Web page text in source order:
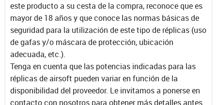
este producto a su cesta de la compra, reconoce que es
mayor de 18 años y que conoce las normas básicas de
seguridad para la utilización de este tipo de réplicas (uso
de gafas y/o máscara de protección, ubicación
adecuada, etc.).
Tenga en cuenta que las potencias indicadas para las
réplicas de airsoft pueden variar en función de la
disponibilidad del proveedor. Le invitamos a ponerse en
contacto con nosotros para obtener más detalles antes